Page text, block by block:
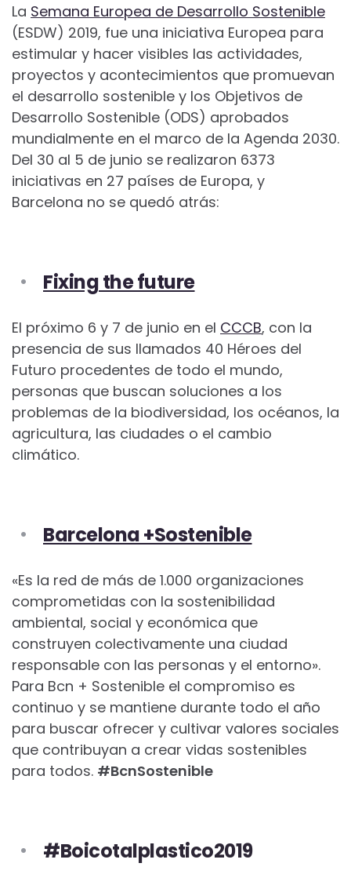
La Semana Europea de Desarrollo Sostenible
(ESDW) 2019, fue una iniciativa Europea para
estimular y hacer visibles las actividades,
proyectos y acontecimientos que promuevan
el desarrollo sostenible y los Objetivos de
Desarrollo Sostenible (ODS) aprobados
mundialmente en el marco de la Agenda 2030.
Del 30 al 5 de junio se realizaron 6373
iniciativas en 27 países de Europa, y
Barcelona no se quedó atrás:
Fixing the future
El próximo 6 y 7 de junio en el CCCB, con la
presencia de sus llamados 40 Héroes del
Futuro procedentes de todo el mundo,
personas que buscan soluciones a los
problemas de la biodiversidad, los océanos, la
agricultura, las ciudades o el cambio
climático.
Barcelona +Sostenible
«Es la red de más de 1.000 organizaciones
comprometidas con la sostenibilidad
ambiental, social y económica que
construyen colectivamente una ciudad
responsable con las personas y el entorno».
Para Bcn + Sostenible el compromiso es
continuo y se mantiene durante todo el año
para buscar ofrecer y cultivar valores sociales
que contribuyan a crear vidas sostenibles
para todos. #BcnSostenible
#Boicotalplastico2019